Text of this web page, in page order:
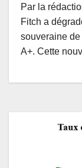
Par la
Fitch a
souveraine
A+. Cette